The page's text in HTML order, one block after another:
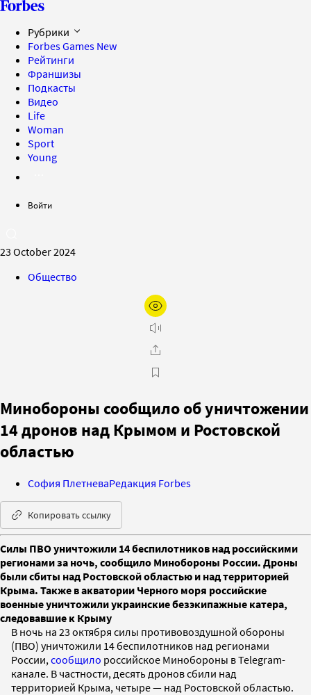
Рубрики
Forbes Games New
Рейтинги
Франшизы
Подкасты
Видео
Life
Woman
Sport
Young
Войти
23 October 2024
Общество
Минобороны сообщило об уничтожении
14 дронов над Крымом и Ростовской
областью
София ПлетневаРедакция Forbes
Копировать ссылку
Силы ПВО уничтожили 14 беспилотников над российскими
регионами за ночь, сообщило Минобороны России. Дроны
были сбиты над Ростовской областью и над территорией
Крыма. Также в акватории Черного моря российские
военные уничтожили украинские безэкипажные катера,
следовавшие к Крыму
В ночь на 23 октября силы противовоздушной обороны
(ПВО) уничтожили 14 беспилотников над регионами
России, сообщило российское Минобороны в Telegram-
канале. В частности, десять дронов сбили над
территорией Крыма, четыре — над Ростовской областью.